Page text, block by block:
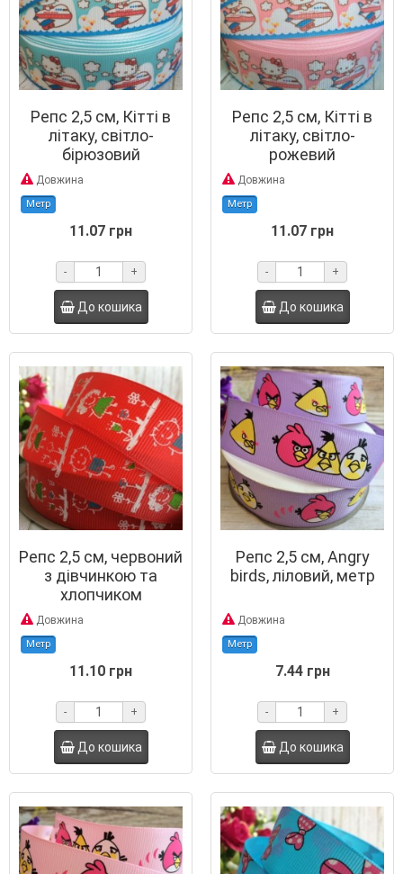
Репс 2,5 см, Кітті в
літаку, світло-
бірюзовий
Довжина
Метр
11.07 грн
- +
До кошика
Репс 2,5 см, Кітті в
літаку, світло-
рожевий
Довжина
Метр
11.07 грн
- +
До кошика
Репс 2,5 см, червоний
з дівчинкою та
хлопчиком
Довжина
Метр
11.10 грн
- +
До кошика
Репс 2,5 см, Angry
birds, ліловий, метр
Довжина
Метр
7.44 грн
- +
До кошика